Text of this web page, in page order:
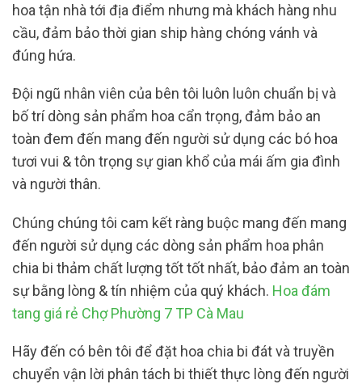
hoa tận nhà tới địa điểm nhưng mà khách hàng nhu
cầu, đảm bảo thời gian ship hàng chóng vánh và
đúng hứa.
Đội ngũ nhân viên của bên tôi luôn luôn chuẩn bị và
bố trí dòng sản phẩm hoa cẩn trọng, đảm bảo an
toàn đem đến mang đến người sử dụng các bó hoa
tươi vui & tôn trọng sự gian khổ của mái ấm gia đình
và người thân.
Chúng chúng tôi cam kết ràng buộc mang đến mang
đến người sử dụng các dòng sản phẩm hoa phân
chia bi thảm chất lượng tốt tốt nhất, bảo đảm an toàn
sự bằng lòng & tín nhiệm của quý khách. Hoa đám
tang giá rẻ Chợ Phường 7 TP Cà Mau
Hãy đến có bên tôi để đặt hoa chia bi đát và truyền
chuyển vận lời phân tách bi thiết thực lòng đến người